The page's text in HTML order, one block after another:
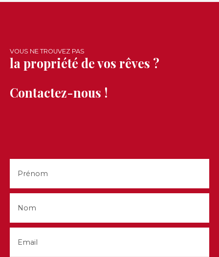
VOUS NE TROUVEZ PAS
la propriété de vos rêves ?
Contactez-nous !
Prénom
Nom
Email